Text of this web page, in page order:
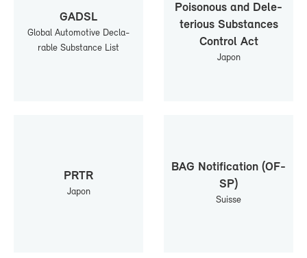
GAD­SL
Glo­bal Au­to­mo­tive De­cla­
rable Sub­stance List
Poi­so­nous and De­le­
te­rious Sub­stances
Control Act
Ja­pon
PR­TR
Ja­pon
BAG No­ti­fi­ca­tion (OF­
SP)
Suisse